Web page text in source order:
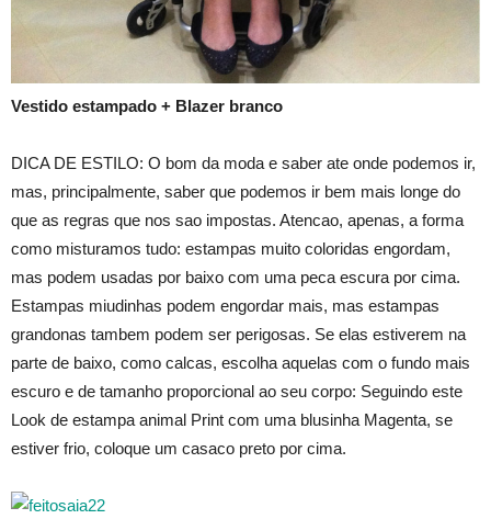
Vestido estampado + Blazer branco
DICA DE ESTILO: O bom da moda e saber ate onde podemos ir,
mas, principalmente, saber que podemos ir bem mais longe do
que as regras que nos sao impostas. Atencao, apenas, a forma
como misturamos tudo: estampas muito coloridas engordam,
mas podem usadas por baixo com uma peca escura por cima.
Estampas miudinhas podem engordar mais, mas estampas
grandonas tambem podem ser perigosas. Se elas estiverem na
parte de baixo, como calcas, escolha aquelas com o fundo mais
escuro e de tamanho proporcional ao seu corpo: Seguindo este
Look de estampa animal Print com uma blusinha Magenta, se
estiver frio, coloque um casaco preto por cima.